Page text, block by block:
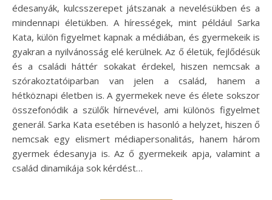
édesanyák, kulcsszerepet játszanak a nevelésükben és a
mindennapi életükben. A hírességek, mint például Sarka
Kata, külön figyelmet kapnak a médiában, és gyermekeik is
gyakran a nyilvánosság elé kerülnek. Az ő életük, fejlődésük
és a családi háttér sokakat érdekel, hiszen nemcsak a
szórakoztatóiparban van jelen a család, hanem a
hétköznapi életben is. A gyermekek neve és élete sokszor
összefonódik a szülők hírnevével, ami különös figyelmet
generál. Sarka Kata esetében is hasonló a helyzet, hiszen ő
nemcsak egy elismert médiapersonalitás, hanem három
gyermek édesanyja is. Az ő gyermekeik apja, valamint a
család dinamikája sok kérdést…